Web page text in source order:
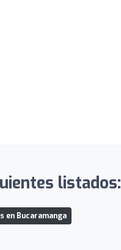
listados:
en Bucaramanga